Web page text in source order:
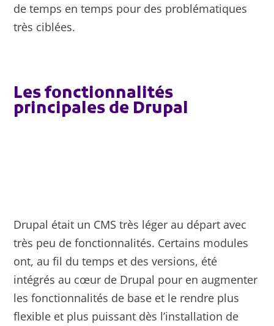
de temps en temps pour des problématiques
très ciblées.
Les fonctionnalités
principales de Drupal
Drupal était un CMS très léger au départ avec
très peu de fonctionnalités. Certains modules
ont, au fil du temps et des versions, été
intégrés au cœur de Drupal pour en augmenter
les fonctionnalités de base et le rendre plus
flexible et plus puissant dès l’installation de